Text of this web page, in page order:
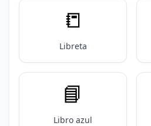
📒
Libreta
📘
Libro azul